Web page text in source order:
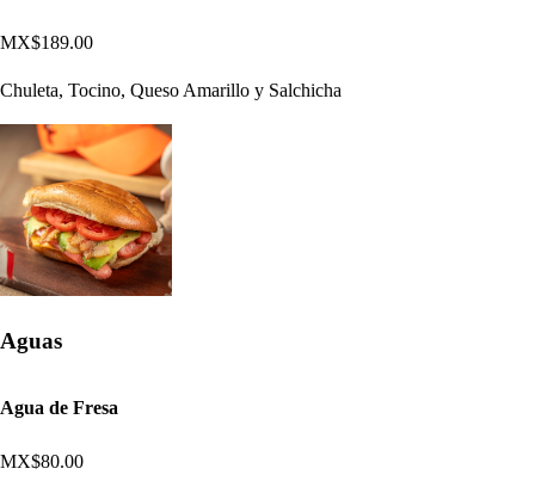
MX$189.00
Chuleta, Tocino, Queso Amarillo y Salchicha
Aguas
Agua de Fresa
MX$80.00